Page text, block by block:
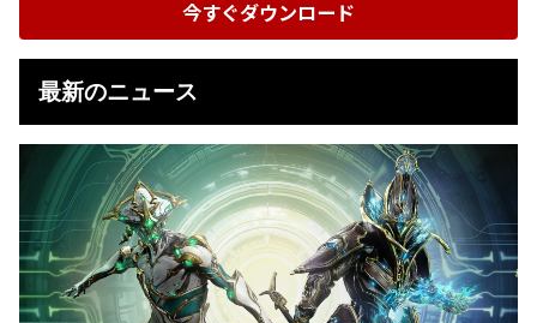
今すぐダウンロード
最新のニュース